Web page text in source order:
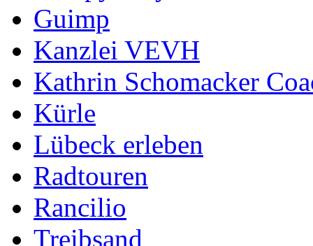
Guimp
Kanzlei VEVH
Kathrin Schomacker
Kürle
Lübeck erleben
Radtouren
Rancilio
Treibsand